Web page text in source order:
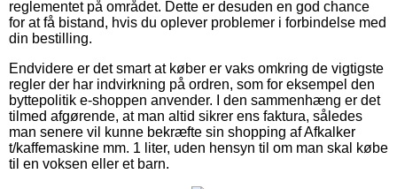
reglementet på området. Dette er desuden en god chance
for at få bistand, hvis du oplever problemer i forbindelse med
din bestilling.
Endvidere er det smart at køber er vaks omkring de vigtigste
regler der har indvirkning på ordren, som for eksempel den
byttepolitik e-shoppen anvender. I den sammenhæng er det
tilmed afgørende, at man altid sikrer ens faktura, således
man senere vil kunne bekræfte sin shopping af Afkalker
t/kaffemaskine mm. 1 liter, uden hensyn til om man skal købe
til en voksen eller et barn.